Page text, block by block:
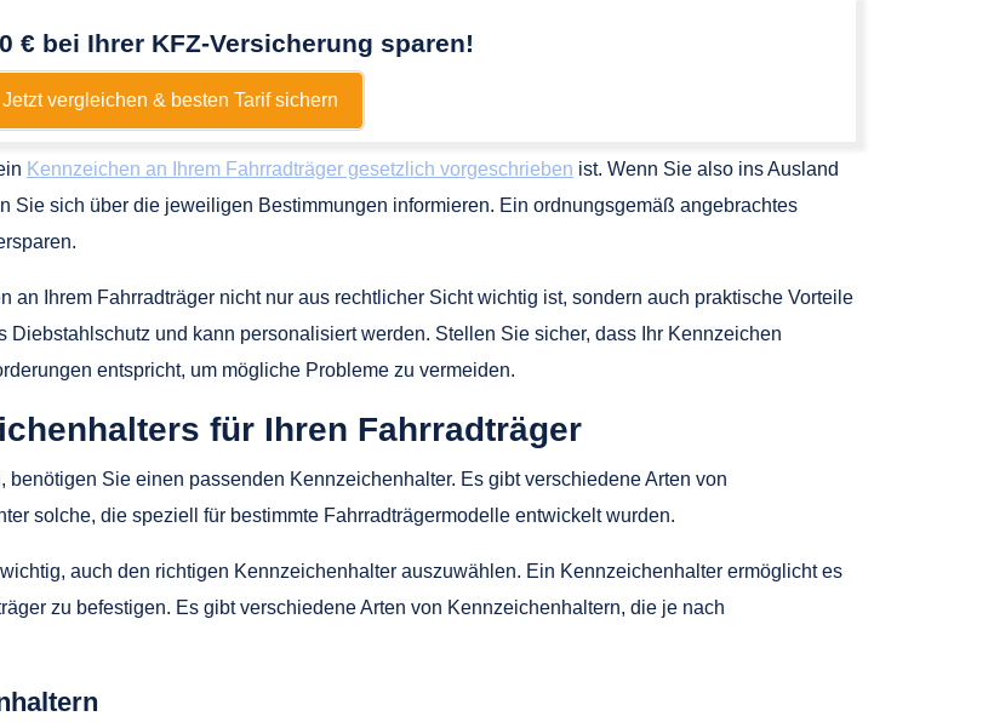
€ bei Ihrer KFZ-Versicherung sparen!
Jetzt vergleichen & besten Tarif sichern
Kennzeichen an Ihrem Fahrradträger gesetzlich vorgeschrieben ist. Wenn Sie also ins Ausland
Sie sich über die jeweiligen Bestimmungen informieren. Ein ordnungsgemäß angebrachtes
Ihrem Fahrradträger nicht nur aus rechtlicher Sicht wichtig ist, sondern auch praktische Vorteile
und kann personalisiert werden. Stellen Sie sicher, dass Ihr Kennzeichen
entspricht, um mögliche Probleme zu vermeiden.
für Ihren Fahrradträger
Sie einen passenden Kennzeichenhalter. Es gibt verschiedene Arten von
solche, die speziell für bestimmte Fahrradträgermodelle entwickelt wurden.
auch den richtigen Kennzeichenhalter auszuwählen. Ein Kennzeichenhalter ermöglicht es
zu befestigen. Es gibt verschiedene Arten von Kennzeichenhaltern, die je nach